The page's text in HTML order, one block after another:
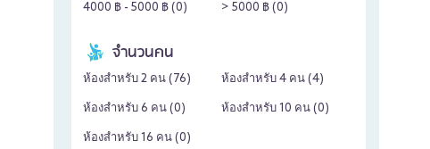
4000 ฿ - 5000 ฿ (0) > 5000 ฿ (0)
จำนวนคน
ห้องสำหรับ 2 คน ( 76) ห้องสำหรับ 4 คน (4)
ห้องสำหรับ 6 คน (0) ห้องสำหรับ 10 คน (0)
ห้องสำหรับ 16 คน (0)